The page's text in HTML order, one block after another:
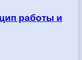
работы и